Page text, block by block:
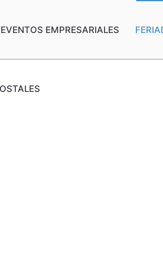
EVENTOS EMPRESARIALES